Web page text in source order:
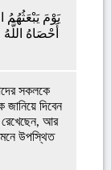
يَوْمَ يَبْعَثُهُمُ
أَحْصَاهُ
সকলকে
দিবেন
আর
উপস্থিত